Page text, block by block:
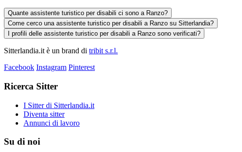
Quante assistente turistico per disabili ci sono a Ranzo?
Come cerco una assistente turistico per disabili a Ranzo su Sitterlandia?
I profili delle assistente turistico per disabili a Ranzo sono verificati?
Sitterlandia.it è un brand di tribit s.r.l.
Facebook Instagram Pinterest
Ricerca Sitter
I Sitter di Sitterlandia.it
Diventa sitter
Annunci di lavoro
Su di noi